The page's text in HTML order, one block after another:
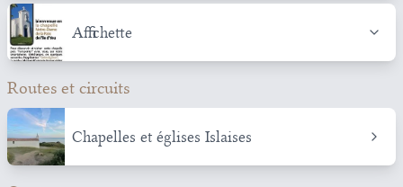
Affichette
Routes et circuits
Chapelles et églises Islaises